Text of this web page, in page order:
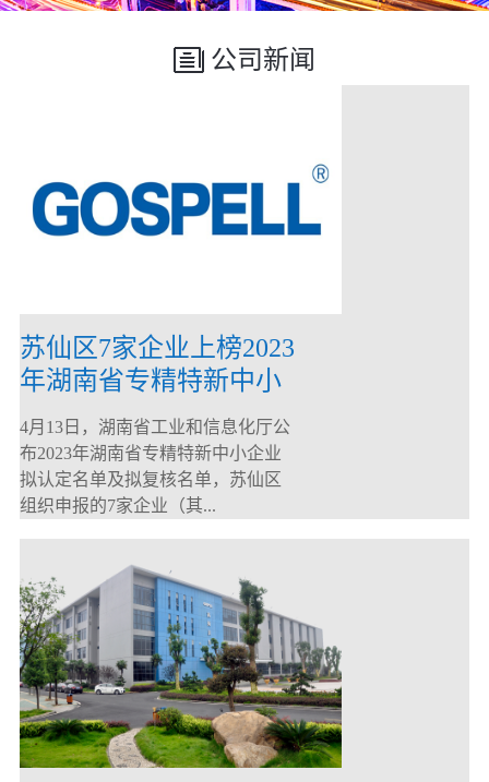
公司新闻
苏仙区7家企业上榜2023
年湖南省专精特新中小
企业
4月13日，湖南省工业和信息化厅公
布2023年湖南省专精特新中小企业
拟认定名单及拟复核名单，苏仙区
组织申报的7家企业（其...